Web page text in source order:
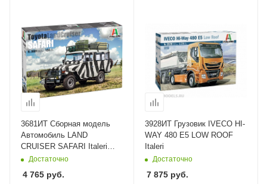
3681ИТ Сборная модель
Автомобиль LAND
CRUISER SAFARI Italeri
1/24Достаточно
4 765 руб.
3928ИТ Грузовик IVECO HI-
WAY 480 E5 LOW ROOF
Italeri
Достаточно
7 875 руб.